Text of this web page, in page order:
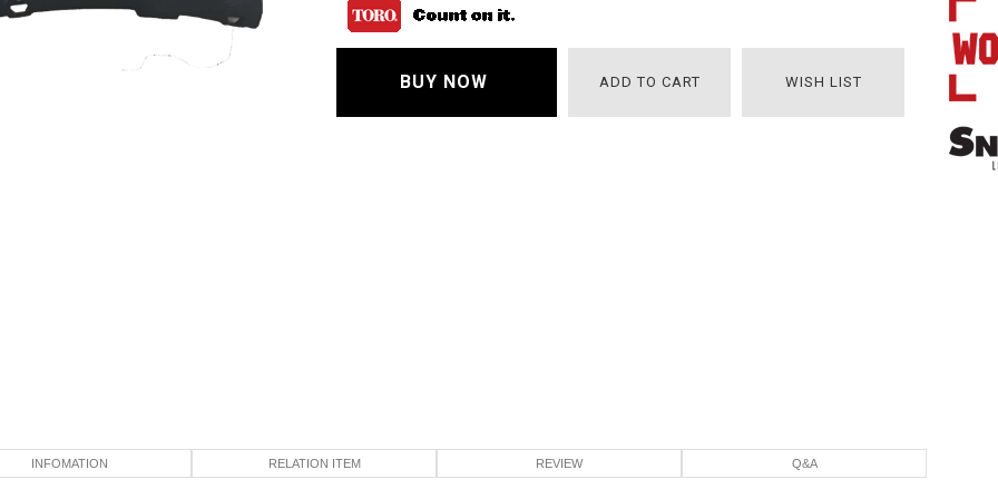
BUY NOW ADD TO CART WISH LIST
INFOMATION RELATION ITEM REVIEW Q&A